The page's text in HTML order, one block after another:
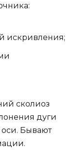
искривления;
сколиоз
дуги
оси. Бывают